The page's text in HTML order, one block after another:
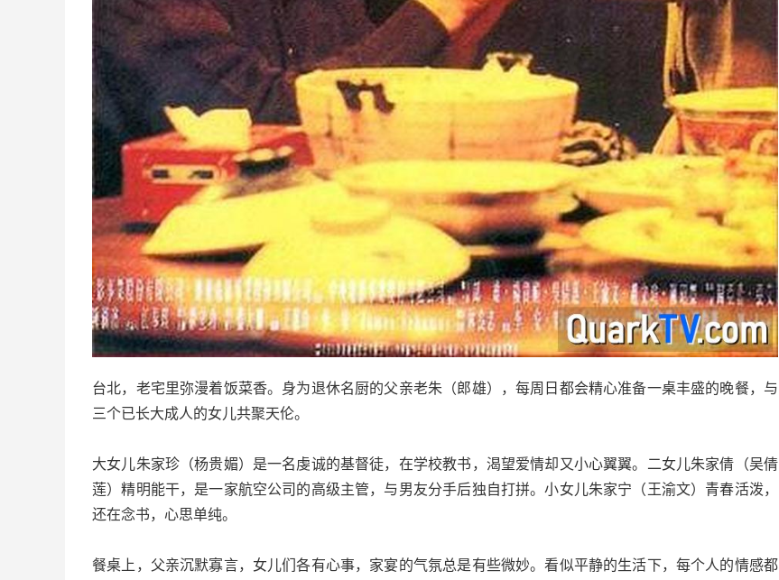
台北，老宅里弥漫着饭菜香。身为退休名厨的父亲老朱（郎雄），每周日都会精心准备一桌丰盛的晚餐，与
三个已长大成人的女儿共聚天伦。
大女儿朱家珍（杨贵媚）是一名虔诚的基督徒，在学校教书，渴望爱情却又小心翼翼。二女儿朱家倩（吴倩
莲）精明能干，是一家航空公司的高级主管，与男友分手后独自打拼。小女儿朱家宁（王渝文）青春活泼，
还在念书，心思单纯。
餐桌上，父亲沉默寡言，女儿们各有心事，家宴的气氛总是有些微妙。看似平静的生活下，每个人的情感都